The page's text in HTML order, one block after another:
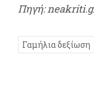
Πηγή:
Γαμήλια δεξίωση